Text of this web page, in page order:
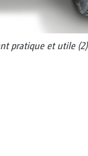
pratique et utile (2)